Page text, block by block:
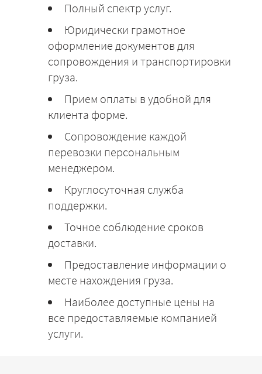
Полный спектр услуг.
Юридически грамотное
оформление документов для
сопровождения и транспортировки
груза.
Прием оплаты в удобной для
клиента форме.
Сопровождение каждой
перевозки персональным
менеджером.
Круглосуточная служба
поддержки.
Точное соблюдение сроков
доставки.
Предоставление информации о
месте нахождения груза.
Наиболее доступные цены на
все предоставляемые компанией
услуги.